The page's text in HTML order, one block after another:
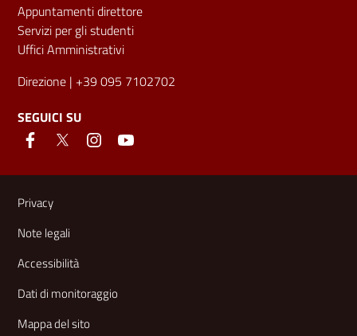
Appuntamenti direttore
Servizi per gli studenti
Uffici Amministrativi
Direzione | +39 095 7102702
SEGUICI SU
Link e informazioni utili
Privacy
Note legali
Accessibilità
Dati di monitoraggio
Mappa del sito